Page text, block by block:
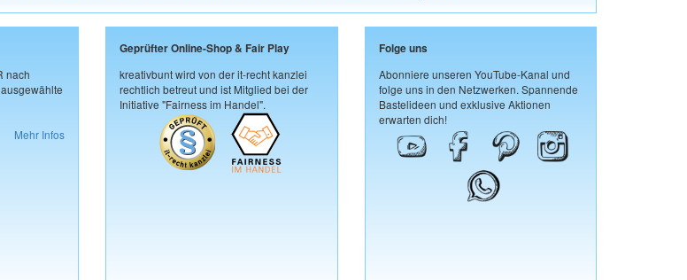
nach
Mehr Infos
Geprüfter Online-Shop & Fair Play
kreativbunt wird von der it-recht kanzlei
rechtlich betreut und ist Mitglied bei der
Initiative "Fairness im Handel".
Folge uns
Abonniere unseren YouTube-Kanal und
folge uns in den Netzwerken. Spannende
Bastelideen und exklusive Aktionen
erwarten dich!